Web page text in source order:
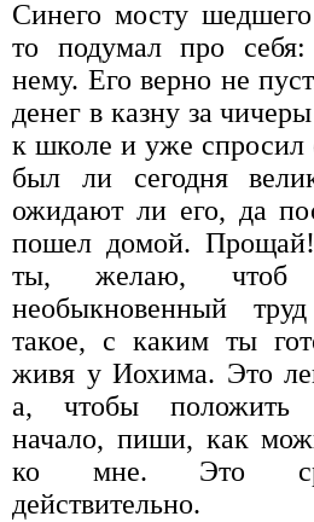
Синего мосту
то подумал про
нему. Его верно не
денег в казну за
к школе и уже спросил
был ли сегодня
ожидают ли его, да
пошел домой.
ты, желаю, чтоб
необыкновенный
такое, с каким ты
живя у Иохима. Это
а, чтобы положить
начало, пиши, как
ко мне. Это
действительно.